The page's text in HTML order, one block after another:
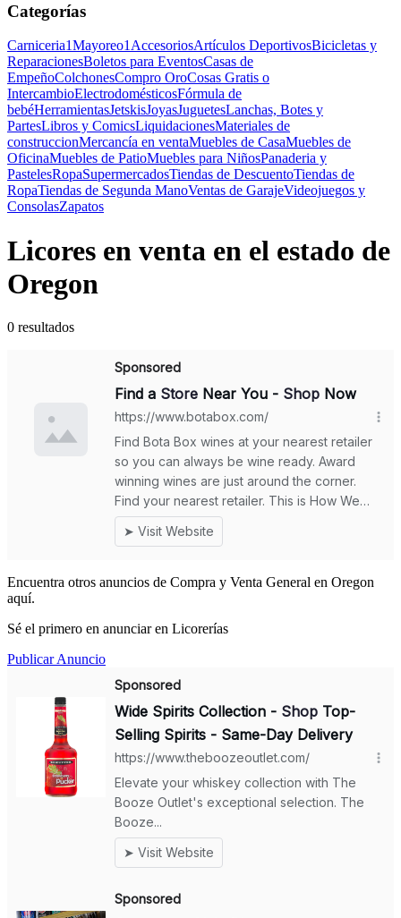
Categorías
Carniceria1Mayoreo1AccesoriosArtículos DeportivosBicicletas y
ReparacionesBoletos para EventosCasas de
EmpeñoColchonesCompro OroCosas Gratis o
IntercambioElectrodomésticosFórmula de
bebéHerramientasJetskisJoyasJuguetesLanchas, Botes y
PartesLibros y ComicsLiquidacionesMateriales de
construccionMercancía en ventaMuebles de CasaMuebles de
OficinaMuebles de PatioMuebles para NiñosPanaderia y
PastelesRopaSupermercadosTiendas de DescuentoTiendas de
RopaTiendas de Segunda ManoVentas de GarajeVideojuegos y
ConsolasZapatos
Licores en venta en el estado de
Oregon
0 resultados
Encuentra otros anuncios de Compra y Venta General en Oregon
aquí.
Sé el primero en anunciar en Licorerías
Publicar Anuncio